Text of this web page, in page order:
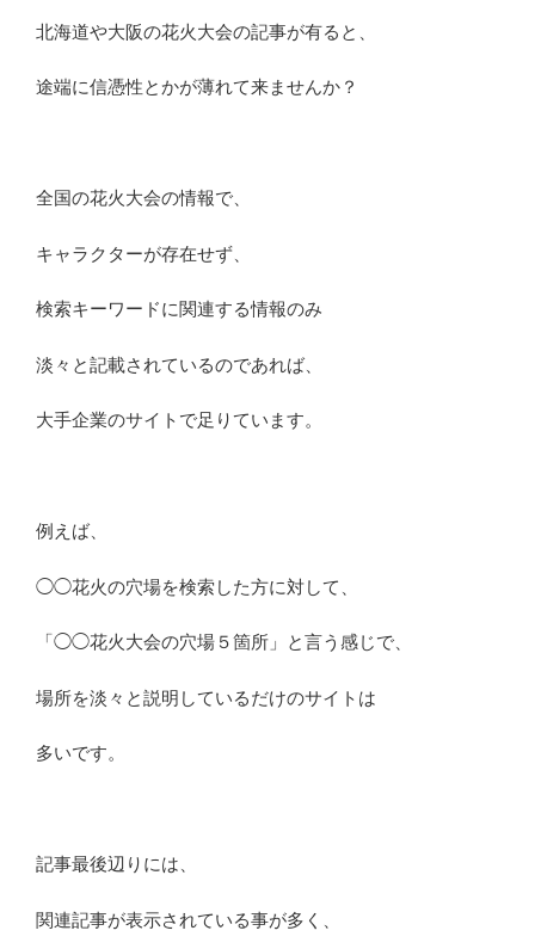
北海道や大阪の花火大会の記事が有ると、
途端に信憑性とかが薄れて来ませんか？
全国の花火大会の情報で、
キャラクターが存在せず、
検索キーワードに関連する情報のみ
淡々と記載されているのであれば、
大手企業のサイトで足りています。
例えば、
◯◯花火の穴場を検索した方に対して、
「◯◯花火大会の穴場５箇所」と言う感じで、
場所を淡々と説明しているだけのサイトは
多いです。
記事最後辺りには、
関連記事が表示されている事が多く、